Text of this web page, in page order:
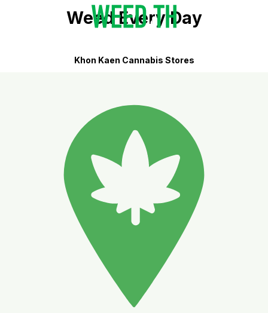
Weed Every Day
Khon Kaen Cannabis Stores